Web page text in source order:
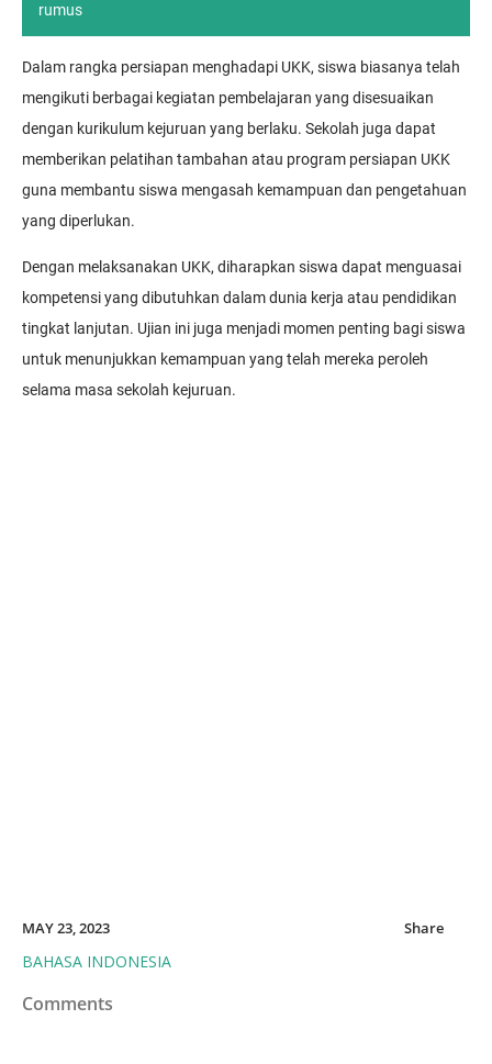
rumus
Dalam rangka persiapan menghadapi UKK, siswa biasanya telah
mengikuti berbagai kegiatan pembelajaran yang disesuaikan
dengan kurikulum kejuruan yang berlaku. Sekolah juga dapat
memberikan pelatihan tambahan atau program persiapan UKK
guna membantu siswa mengasah kemampuan dan pengetahuan
yang diperlukan.
Dengan melaksanakan UKK, diharapkan siswa dapat menguasai
kompetensi yang dibutuhkan dalam dunia kerja atau pendidikan
tingkat lanjutan. Ujian ini juga menjadi momen penting bagi siswa
untuk menunjukkan kemampuan yang telah mereka peroleh
selama masa sekolah kejuruan.
MAY 23, 2023
BAHASA INDONESIA
Share
Comments